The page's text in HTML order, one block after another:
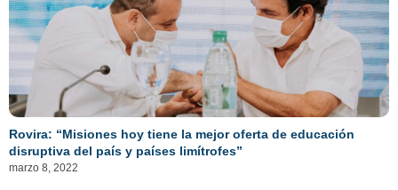
Rovira: “Misiones hoy tiene la mejor oferta de educación
disruptiva del país y países limítrofes”
marzo 8, 2022